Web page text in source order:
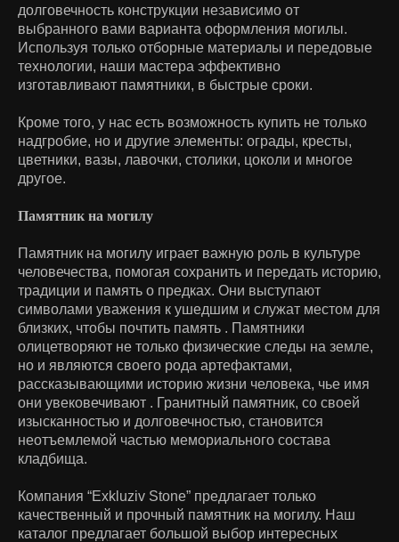
долговечность конструкции независимо от
выбранного вами варианта оформления могилы.
Используя только отборные материалы и передовые
технологии, наши мастера эффективно
изготавливают памятники, в быстрые сроки.
Кроме того, у нас есть возможность купить не только
надгробие, но и другие элементы: ограды, кресты,
цветники, вазы, лавочки, столики, цоколи и многое
другое.
Памятник на могилу
Памятник на могилу играет важную роль в культуре
человечества, помогая сохранить и передать историю,
традиции и память о предках. Они выступают
символами уважения к ушедшим и служат местом для
близких, чтобы почтить память . Памятники
олицетворяют не только физические следы на земле,
но и являются своего рода артефактами,
рассказывающими историю жизни человека, чье имя
они увековечивают . Гранитный памятник, со своей
изысканностью и долговечностью, становится
неотъемлемой частью мемориального состава
кладбища.
Компания “Exkluziv Stone” предлагает только
качественный и прочный памятник на могилу. Наш
каталог предлагает большой выбор интересных